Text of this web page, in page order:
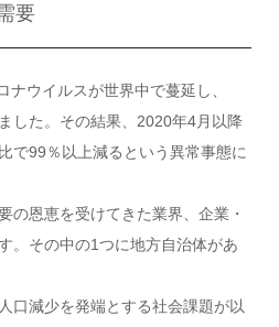
要
ウイルスが世界中で蔓延し、
した。その結果、2020年4月以降
で99％以上減るという異常事態に
の恩恵を受けてきた業界、企業・
。その中の1つに地方自治体があ
口減少を発端とする社会課題が以